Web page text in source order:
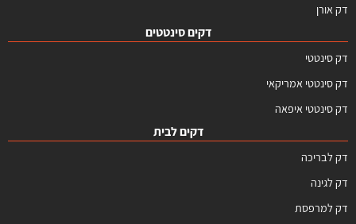
דק אורן
דקים סינטטים
דק סינטטי
דק סינטטי אמריקאי
דק סינטטי איפאה
דקים לבית
דק לבריכה
דק לגינה
דק למרפסת